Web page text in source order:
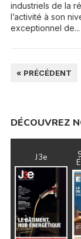
industriels de la
l’activité à son
exceptionnel de...
PAGINATION
« PRÉCÉDENT
DÉCOUVREZ
J3e